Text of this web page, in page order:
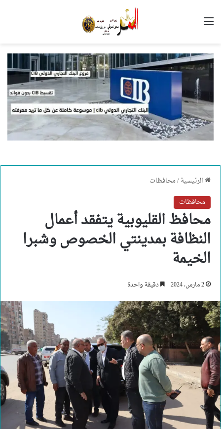
القائمة
الرئيسية/محافظات
محافظات
محافظ القليوبية يتفقد أعمال
النظافة بمدينتي الخصوص وشبرا
الخيمة
2 مارس، 2024 دقيقة واحدة